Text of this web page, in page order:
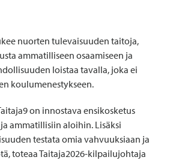
nuorten tulevaisuuden taitoja,
ammatilliseen osaamiseen ja
loistaa tavalla, joka ei
koulumenestykseen.
on innostava ensikosketus
ammatillisiin aloihin. Lisäksi
testata omia vahvuuksiaan ja
toteaa Taitaja2026-kilpailujohtaja